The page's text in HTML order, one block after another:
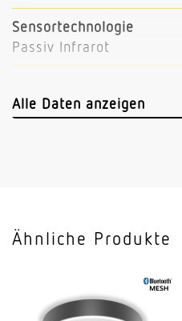
Sensortechnologie
Passiv Infrarot
Ja
Anwendung, Ort
Alle Daten anzeigen
Ähnliche Produkte